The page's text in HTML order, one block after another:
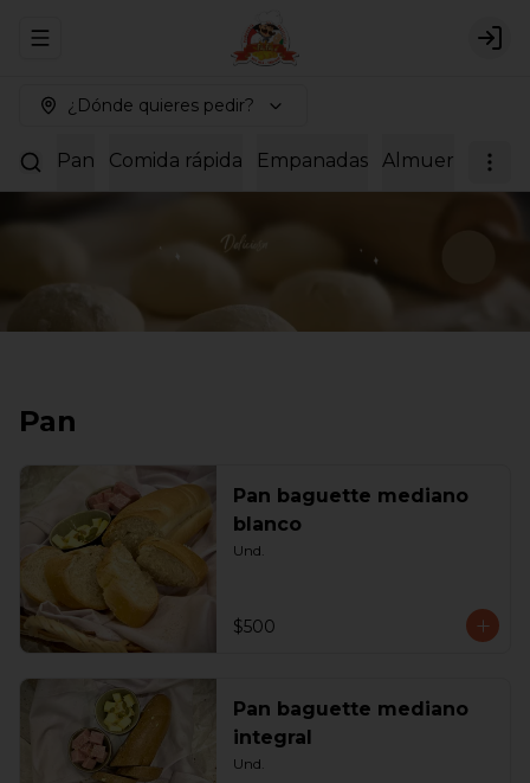
Abrir menu de navegación
¿Dónde quieres pedir?
Pan Comida rápida Empanadas Almuerzos
Pan
Pan baguette mediano
blanco
Und.
$500
Pan baguette mediano
integral
Und.